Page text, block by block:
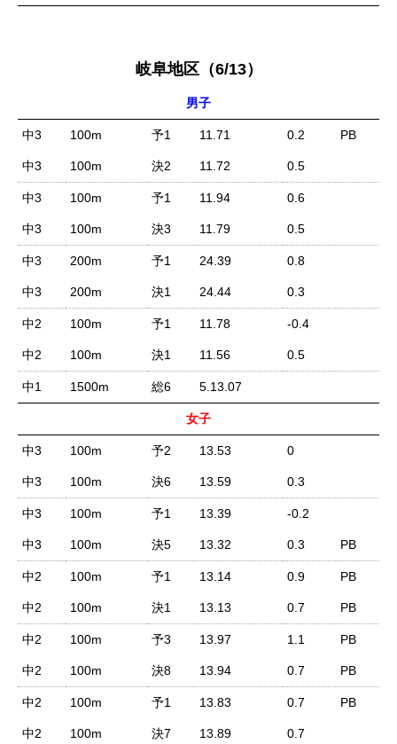
岐阜地区（6/13）
男子
中3 100m 予1 11.71 0.2 PB
中3 100m 決2 11.72 0.5
中3 100m 予1 11.94 0.6
中3 100m 決3 11.79 0.5
中3 200m 予1 24.39 0.8
中3 200m 決1 24.44 0.3
中2 100m 予1 11.78 -0.4
中2 100m 決1 11.56 0.5
中1 1500m 総6 5.13.07
女子
中3 100m 予2 13.53 0
中3 100m 決6 13.59 0.3
中3 100m 予1 13.39 -0.2
中3 100m 決5 13.32 0.3 PB
中2 100m 予1 13.14 0.9 PB
中2 100m 決1 13.13 0.7 PB
中2 100m 予3 13.97 1.1 PB
中2 100m 決8 13.94 0.7 PB
中2 100m 予1 13.83 0.7 PB
中2 100m 決7 13.89 0.7